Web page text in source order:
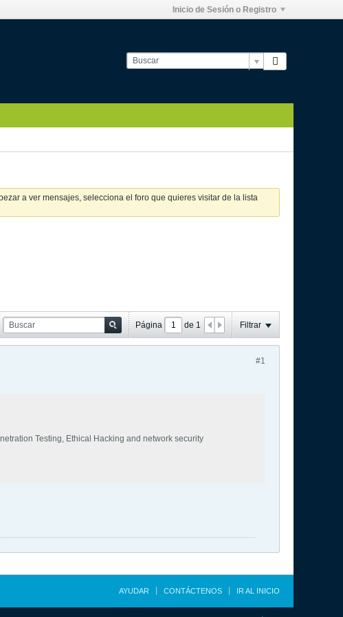
Inicio de Sesión o Registro
a ver mensajes, selecciona el foro que quieres visitar de la lista
Página de 1 Filtrar
#1
Testing, Ethical Hacking and network security
AYUDAR CONTÁCTENOS IR AL INICIO